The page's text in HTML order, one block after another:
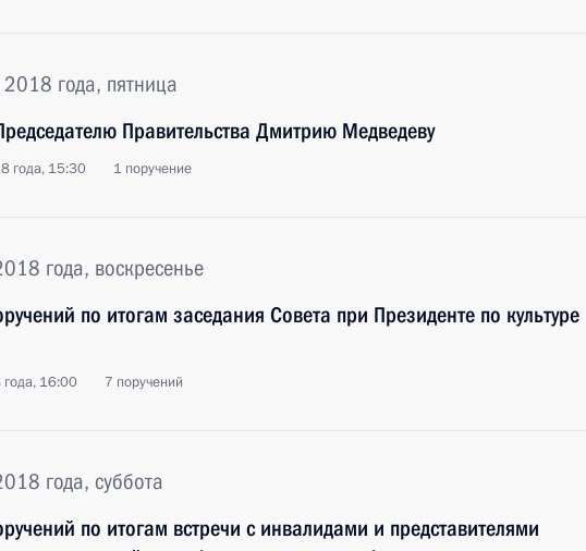
года, пятница
Правительства Дмитрию Медведеву
года, 15:30 1 поручение
года, воскресенье
по итогам заседания Совета при Президенте по культуре
16:00 7 поручений
года, суббота
по итогам встречи с инвалидами и представителями